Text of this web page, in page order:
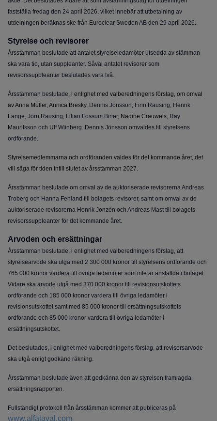
fastställa fredag den 24 april 2026, vilket innebär att utbetalning av
utdelningen beräknas ske från Euroclear Sweden AB den 29 april 2026.
Styrelse och revisorer
Årsstämman beslutade att antalet styrelseledamöter utsedda av stämman
ska vara tio, utan suppleanter. Såväl antalet revisorer som
revisorssuppleanter beslutades vara två.
Årsstämman beslutade, i enlighet med valberedningens förslag, om omval
avAnna Müller, Annica Bresky, Dennis Jönsson, Finn Rausing, Henrik
Lange, Jörn Rausing, Lilian Fossum Biner, Nadine Crauwels, Ray
Mauritsson och Ulf Wiinberg. Dennis Jönsson omvaldes till styrelsens
ordförande.
Styrelsemedlemmarna och ordföranden valdes för det kommande året, det
vill säga för tiden intill slutet av årsstämman 2027.
Årsstämman beslutade om omval av de auktoriserade revisorerna Andreas
Troberg och Hanna Fehland till bolagets revisorer, samt om omval av de
auktoriserade revisorerna Henrik Jonzén och Andreas Mast till bolagets
revisorssuppleanter för det kommande året.
Arvoden och ersättningar
Årsstämman beslutade, i enlighet med valberedningens förslag, att
styrelsearvode ska utgå med 2 300 000 kronor till styrelsens ordförande och
765 000 kronor vardera till övriga ledamöter som inte är anställda i bolaget.
Vidare ska arvode utgå med 370 000 kronor till revisionsutskottets
ordförande och 185 000 kronor vardera till övriga ledamöter i
revisionsutskottet samt med 85 000 kronor till ersättningsutskottets
ordförande och 85 000 kronor vardera till övriga ledamöter i
ersättningsutskottet.
Det beslutades, i enlighet med valberedningens förslag, att revisorsarvode
ska utgå enligt godkänd räkning.
Årsstämman beslutade även att godkänna den av styrelsen framlagda
ersättningsrapporten.
Fullständigt protokoll från årsstämman kommer att publiceras på
www.alfalaval.com.